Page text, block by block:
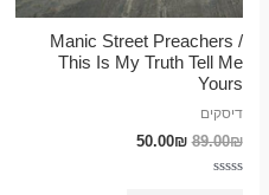
Manic Street Preachers /
This Is My Truth Tell Me
Yours
דיסקים
89.00₪
50.00₪